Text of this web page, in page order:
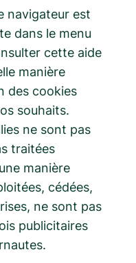
navigateur est
dans le menu
cette aide
manière
des cookies
souhaits.
ne sont pas
traitées
manière
cédées,
ne sont pas
publicitaires